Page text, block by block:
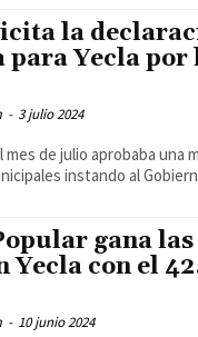
la
Yecla por
- 3 julio 2024
mes de julio aprobaba una
instando al
gana
Yecla con el
- 10 junio 2024